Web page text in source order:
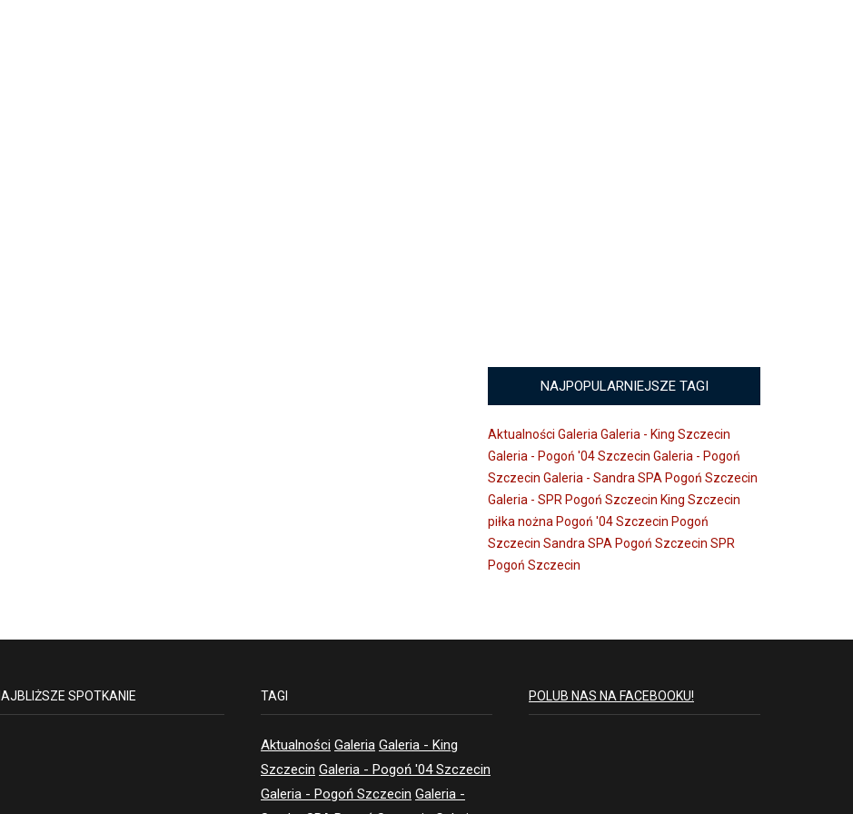
NAJPOPULARNIEJSZE TAGI
Aktualności Galeria Galeria - King Szczecin
Galeria - Pogoń '04 Szczecin Galeria - Pogoń
Szczecin Galeria - Sandra SPA Pogoń Szczecin
Galeria - SPR Pogoń Szczecin King Szczecin
piłka nożna Pogoń '04 Szczecin Pogoń
Szczecin Sandra SPA Pogoń Szczecin SPR
Pogoń Szczecin
SPOTKANIE TAGI
Aktualności Galeria Galeria - King
Szczecin Galeria - Pogoń '04 Szczecin
Galeria - Pogoń Szczecin Galeria -
POLUB NAS NA FACEBOOKU!